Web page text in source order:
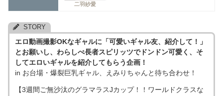
二羽紗愛
STORY
エロ動画撮影OKなギャルに「可愛いギャル友、紹介して！」
とお願いし、わらしべ長者スピリッツでドンドン可愛く、そ
してエロいギャルを紹介してもらう企画！
in お台場・爆裂巨乳ギャル、えみりちゃんと待ち合わせ！
【3週間ご無沙汰のグラマラスJカップ！！ワールドクラスな